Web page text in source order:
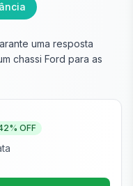
uma resposta
chassi Ford para as
% OFF